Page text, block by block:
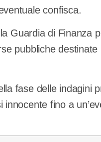
confisca.
Guardia di Finanza
pubbliche
fase delle indagini
innocente fino a